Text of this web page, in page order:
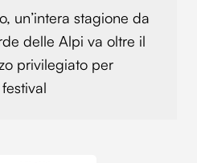
un’intera stagione da
delle Alpi va oltre il
privilegiato per